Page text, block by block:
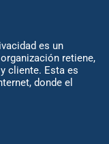
es un
retiene,
cliente. Esta es
donde el